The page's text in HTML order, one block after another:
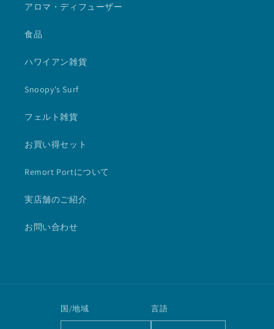
アロマ・ディフューザー
食品
ハワイアン雑貨
Snoopy's Surf
フェルト雑貨
お買い得セット
Remort Portについて
実店舗のご紹介
お問い合わせ
国/地域 言語